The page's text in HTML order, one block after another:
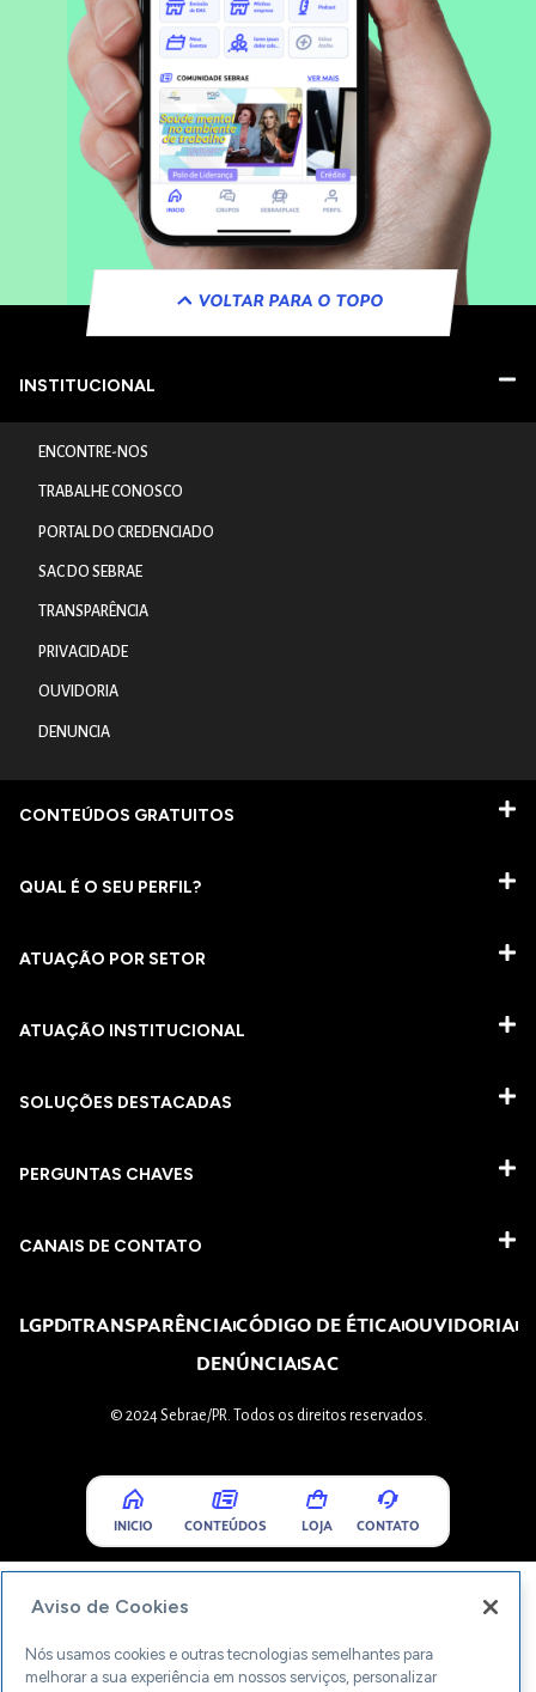
VOLTAR PARA O TOPO
INSTITUCIONAL
ENCONTRE-NOS
TRABALHE CONOSCO
PORTAL DO CREDENCIADO
SAC DO SEBRAE
TRANSPARÊNCIA
PRIVACIDADE
OUVIDORIA
DENUNCIA
CONTEÚDOS GRATUITOS
QUAL É O SEU PERFIL?
ATUAÇÃO POR SETOR
ATUAÇÃO INSTITUCIONAL
SOLUÇÕES DESTACADAS
PERGUNTAS CHAVES​
CANAIS DE CONTATO
LGPDTRANSPARÊNCIACÓDIGO DE ÉTICAOUVIDORIA
DENÚNCIASAC
© 2024 Sebrae/PR. Todos os direitos reservados.
INICIO CONTEÚDOS LOJA CONTATO
Aviso de Cookies
Nós usamos cookies e outras tecnologias semelhantes para
melhorar a sua experiência em nossos serviços, personalizar